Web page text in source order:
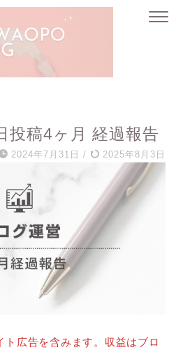
投稿4ヶ月 経過報告
2024年7月31日 / 2025年8月3日
広告を含みます。収益はブロ